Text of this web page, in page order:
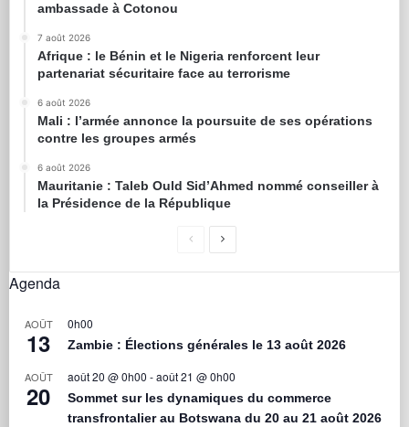
ambassade à Cotonou
7 août 2026
Afrique : le Bénin et le Nigeria renforcent leur
partenariat sécuritaire face au terrorisme
6 août 2026
Mali : l’armée annonce la poursuite de ses opérations
contre les groupes armés
6 août 2026
Mauritanie : Taleb Ould Sid’Ahmed nommé conseiller à
la Présidence de la République
Agenda
AOÛT
13
0h00
Zambie : Élections générales le 13 août 2026
AOÛT
20
août 20 @ 0h00 -août 21 @ 0h00
Sommet sur les dynamiques du commerce
transfrontalier au Botswana du 20 au 21 août 2026